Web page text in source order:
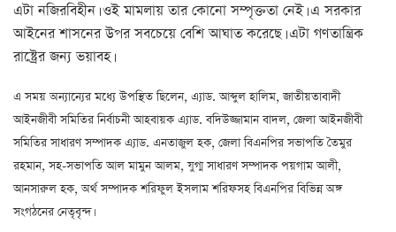
এটা নজিরবিহীন। ওই মামলায় তার কোনো সম্পৃক্ততা নেই। এ সরকার
আইনের শাসনের উপর সবচেয়ে বেশি আঘাত করেছে। এটা গণতান্ত্রিক
রাষ্ট্রের জন্য ভয়াবহ।
এ সময় অন্যান্যের মধ্যে উপস্থিত ছিলেন, এ্যাড. আব্দুল হালিম, জাতীয়তাবাদী
আইনজীবী সমিতির নির্বাচনী আহবায়ক এ্যাড. বদিউজ্জামান বাদল, জেলা আইনজীবী
সমিতির সাধারণ সম্পাদক এ্যাড. এনতাজুল হক, জেলা বিএনপির সভাপতি তৈমুর
রহমান, সহ-সভাপতি আল মামুন আলম, যুগ্ম সাধারণ সম্পাদক পয়গাম আলী,
আনসারুল হক, অর্থ সম্পাদক শরিফুল ইসলাম শরিফসহ বিএনপির বিভিন্ন অঙ্গ
সংগঠনের নেতৃবৃন্দ।